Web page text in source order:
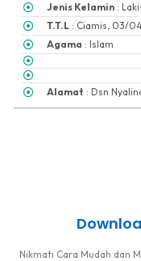
Jenis Kelamin :
T.T.L : Ciamis, 03/
Agama : Islam
Alamat : Dsn
Nikmati Cara Mudah dan